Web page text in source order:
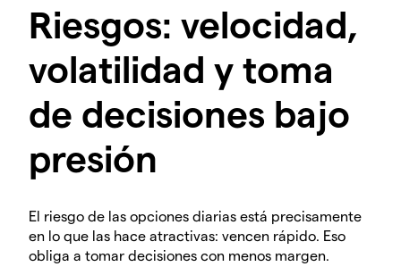
Riesgos: velocidad,
volatilidad y toma
de decisiones bajo
presión
El riesgo de las opciones diarias está precisamente
en lo que las hace atractivas: vencen rápido. Eso
obliga a tomar decisiones con menos margen.